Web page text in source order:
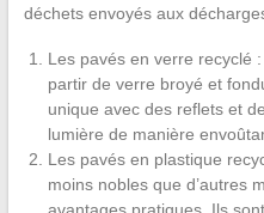
déchets envoyés aux
Les pavés en verre recyclé
partir de verre broyé et
unique avec des reflets et
lumière de manière
Les pavés en plastique
moins nobles que d’autres